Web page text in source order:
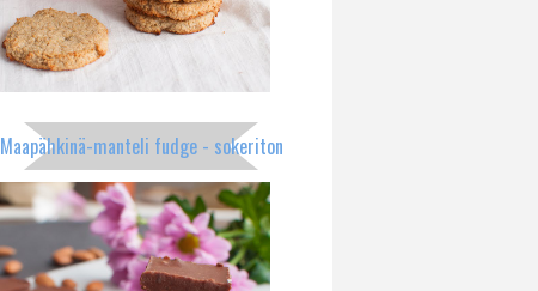
Maapähkinä-manteli fudge - sokeriton